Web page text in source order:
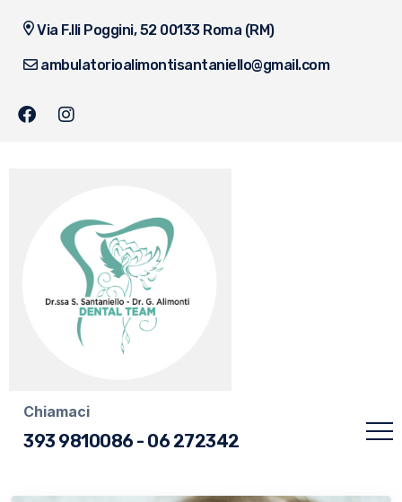
Via F.lli Poggini, 52 00133 Roma (RM)
ambulatorioalimontisantaniello@gmail.com
Chiamaci
393 9810086 - 06 272342